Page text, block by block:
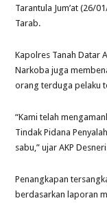
Tarantula Jum’at (26/
Tarab.
Kapolres Tanah Datar
Narkoba juga
orang terduga pelaku
“Kami telah
Tindak Pidana
sabu,” ujar AKP
Penangkapan
berdasarkan laporan